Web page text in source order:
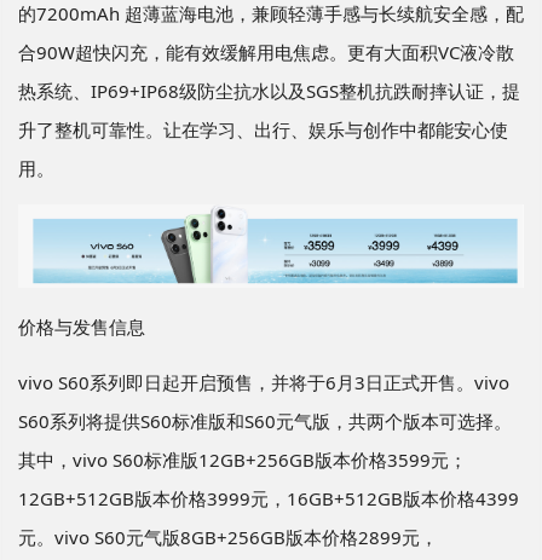
的7200mAh 超薄蓝海电池，兼顾轻薄手感与长续航安全感，配
合90W超快闪充，能有效缓解用电焦虑。更有大面积VC液冷散
热系统、IP69+IP68级防尘抗水以及SGS整机抗跌耐摔认证，提
升了整机可靠性。让在学习、出行、娱乐与创作中都能安心使
用。
价格与发售信息
vivo S60系列即日起开启预售，并将于6月3日正式开售。vivo
S60系列将提供S60标准版和S60元气版，共两个版本可选择。
其中，vivo S60标准版12GB+256GB版本价格3599元；
12GB+512GB版本价格3999元，16GB+512GB版本价格4399
元。vivo S60元气版8GB+256GB版本价格2899元，